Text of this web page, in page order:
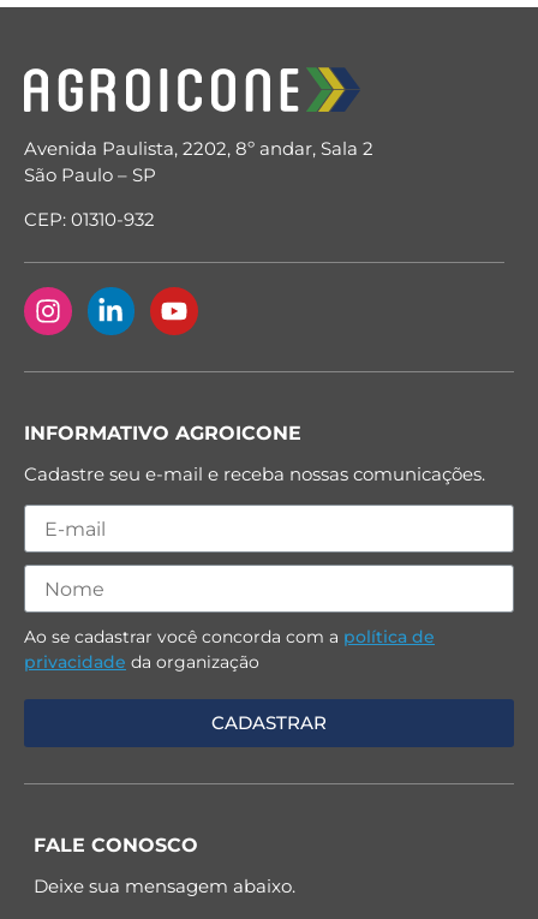
Avenida Paulista, 2202, 8º andar, Sala 2
São Paulo – SP
CEP: 01310-932
INFORMATIVO AGROICONE
Cadastre seu e-mail e receba nossas comunicações.
Ao se cadastrar você concorda com a política de
privacidade da organização
FALE CONOSCO
Deixe sua mensagem abaixo.